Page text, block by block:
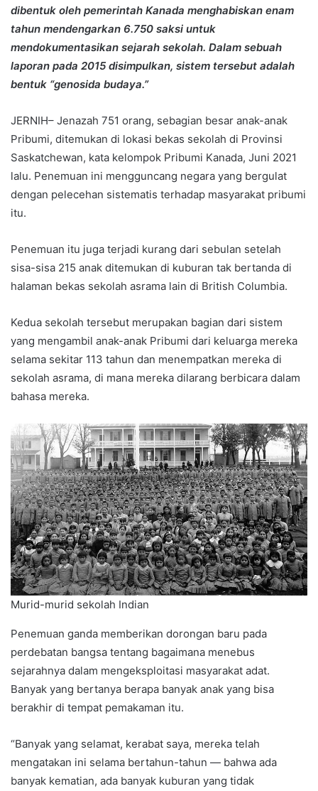
dibentuk oleh pemerintah Kanada menghabiskan enam
tahun mendengarkan 6.750 saksi untuk
mendokumentasikan sejarah sekolah. Dalam sebuah
laporan pada 2015 disimpulkan, sistem tersebut adalah
bentuk “genosida budaya.”
JERNIH– Jenazah 751 orang, sebagian besar anak-anak
Pribumi, ditemukan di lokasi bekas sekolah di Provinsi
Saskatchewan, kata kelompok Pribumi Kanada, Juni 2021
lalu. Penemuan ini mengguncang negara yang bergulat
dengan pelecehan sistematis terhadap masyarakat pribumi
itu.
Penemuan itu juga terjadi kurang dari sebulan setelah
sisa-sisa 215 anak ditemukan di kuburan tak bertanda di
halaman bekas sekolah asrama lain di British Columbia.
Kedua sekolah tersebut merupakan bagian dari sistem
yang mengambil anak-anak Pribumi dari keluarga mereka
selama sekitar 113 tahun dan menempatkan mereka di
sekolah asrama, di mana mereka dilarang berbicara dalam
bahasa mereka.
Murid-murid sekolah Indian
Penemuan ganda memberikan dorongan baru pada
perdebatan bangsa tentang bagaimana menebus
sejarahnya dalam mengeksploitasi masyarakat adat.
Banyak yang bertanya berapa banyak anak yang bisa
berakhir di tempat pemakaman itu.
“Banyak yang selamat, kerabat saya, mereka telah
mengatakan ini selama bertahun-tahun — bahwa ada
banyak kematian, ada banyak kuburan yang tidak